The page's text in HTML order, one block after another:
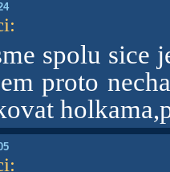
:
spolu sice
proto
: